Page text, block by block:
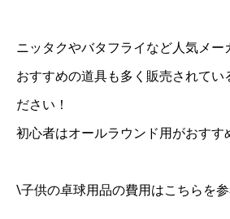
ニッタクやバタフライなど人気メー
おすすめの道具も多く販売されてい
ださい！
初心者はオールラウンド用がおすす
\子供の卓球用品の費用はこちらを